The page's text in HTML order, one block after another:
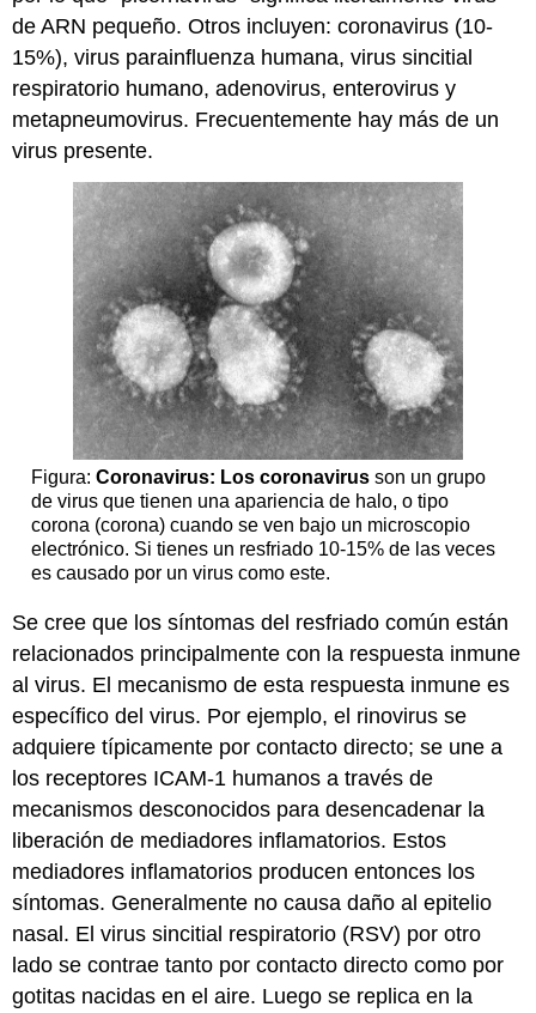
de ARN pequeño. Otros incluyen: coronavirus (10-
15%), virus parainfluenza humana, virus sincitial
respiratorio humano, adenovirus, enterovirus y
metapneumovirus. Frecuentemente hay más de un
virus presente.
Figura: Coronavirus: Los coronavirusson un grupo
de virus que tienen una apariencia de halo, o tipo
corona (corona) cuando se ven bajo un microscopio
electrónico. Si tienes un resfriado 10-15% de las veces
es causado por un virus como este.
Se cree que los síntomas del resfriado común están
relacionados principalmente con la respuesta inmune
al virus. El mecanismo de esta respuesta inmune es
específico del virus. Por ejemplo, el rinovirus se
adquiere típicamente por contacto directo; se une a
los receptores ICAM-1 humanos a través de
mecanismos desconocidos para desencadenar la
liberación de mediadores inflamatorios. Estos
mediadores inflamatorios producen entonces los
síntomas. Generalmente no causa daño al epitelio
nasal. El virus sincitial respiratorio (RSV) por otro
lado se contrae tanto por contacto directo como por
gotitas nacidas en el aire. Luego se replica en la